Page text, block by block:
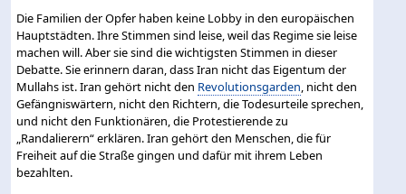
Die Familien der Opfer haben keine Lobby in den europäischen
Hauptstädten. Ihre Stimmen sind leise, weil das Regime sie leise
machen will. Aber sie sind die wichtigsten Stimmen in dieser
Debatte. Sie erinnern daran, dass Iran nicht das Eigentum der
Mullahs ist. Iran gehört nicht den Revolutionsgarden , nicht den
Gefängniswärtern, nicht den Richtern, die Todesurteile sprechen,
und nicht den Funktionären, die Protestierende zu
„Randalierern“ erklären. Iran gehört den Menschen, die für
Freiheit auf die Straße gingen und dafür mit ihrem Leben
bezahlten.